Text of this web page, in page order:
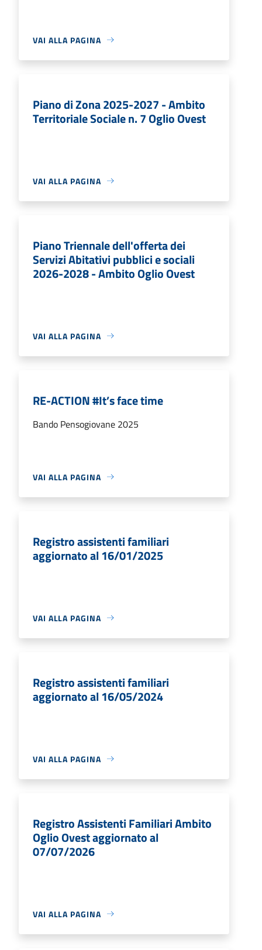
VAI ALLA PAGINA
Piano di Zona 2025-2027 - Ambito
Territoriale Sociale n. 7 Oglio Ovest
VAI ALLA PAGINA
Piano Triennale dell'offerta dei
Servizi Abitativi pubblici e sociali
2026-2028 - Ambito Oglio Ovest
VAI ALLA PAGINA
RE-ACTION #It’s face time
Bando Pensogiovane 2025
VAI ALLA PAGINA
Registro assistenti familiari
aggiornato al 16/01/2025
VAI ALLA PAGINA
Registro assistenti familiari
aggiornato al 16/05/2024
VAI ALLA PAGINA
Registro Assistenti Familiari Ambito
Oglio Ovest aggiornato al
07/07/2026
VAI ALLA PAGINA